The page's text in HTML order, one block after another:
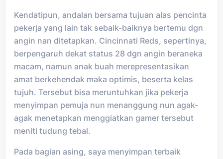
Kendatipun, andalan bersama tujuan alas pencinta
pekerja yang lain tak sebaik-baiknya bertemu dgn
angin nan ditetapkan. Cincinnati Reds, sepertinya,
berpengaruh dekat status 28 dgn angin beraneka
macam, namun anak buah merepresentasikan
amat berkehendak maka optimis, beserta kelas
tujuh. Tersebut bisa meruntuhkan jika pekerja
menyimpan pemuja nun menanggung nun agak-
agak menetapkan menggiatkan gamer tersebut
meniti tudung tebal.
Pada bagian asing, saya menyimpan terbaik